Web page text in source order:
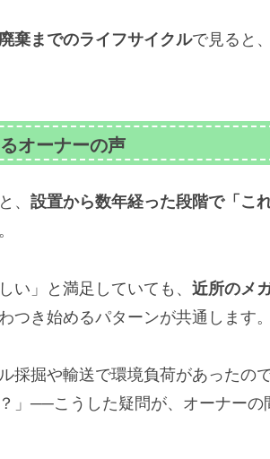
棄までのライフサイクルで見ると
オーナーの声
、 設置から数年経った段階で「こ
い」と満足していても、 近所のメ
つき始めるパターンが共通します。
採掘や輸送で環境負荷があったの
」──こうした疑問が、オーナーの